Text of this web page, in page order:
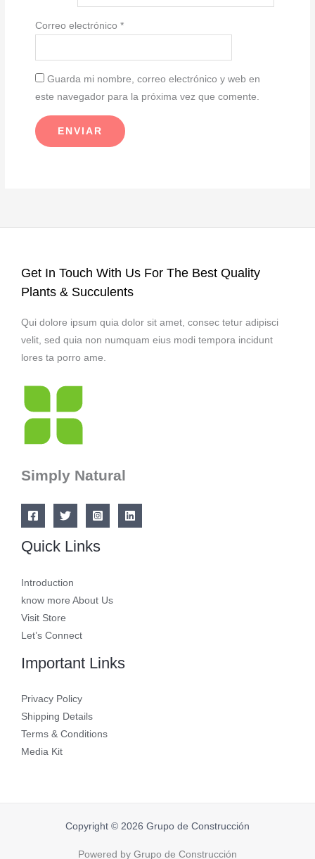
Correo electrónico*
Guarda mi nombre, correo electrónico y web en
este navegador para la próxima vez que comente.
Get In Touch With Us For The Best Quality
Plants & Succulents
Qui dolore ipsum quia dolor sit amet, consec tetur adipisci
velit, sed quia non numquam eius modi tempora incidunt
lores ta porro ame.
Simply Natural
Quick Links
Introduction
know more About Us
Visit Store
Let’s Connect
Important Links
Privacy Policy
Shipping Details
Terms & Conditions
Media Kit
Copyright © 2026 Grupo de Construcción
Powered by Grupo de Construcción